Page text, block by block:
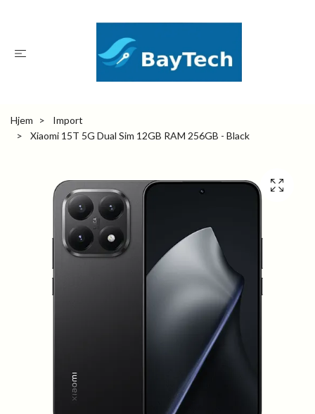
Hjem
Import
Xiaomi 15T 5G Dual Sim 12GB RAM 256GB - Black